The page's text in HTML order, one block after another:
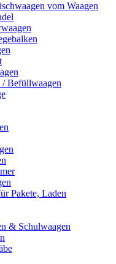
vom Waagen
/ Befüllwaagen
Pakete, Laden
& Schulwaagen